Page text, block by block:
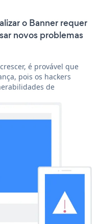
o Banner requer
novos problemas
é provável que
pois os hackers
de